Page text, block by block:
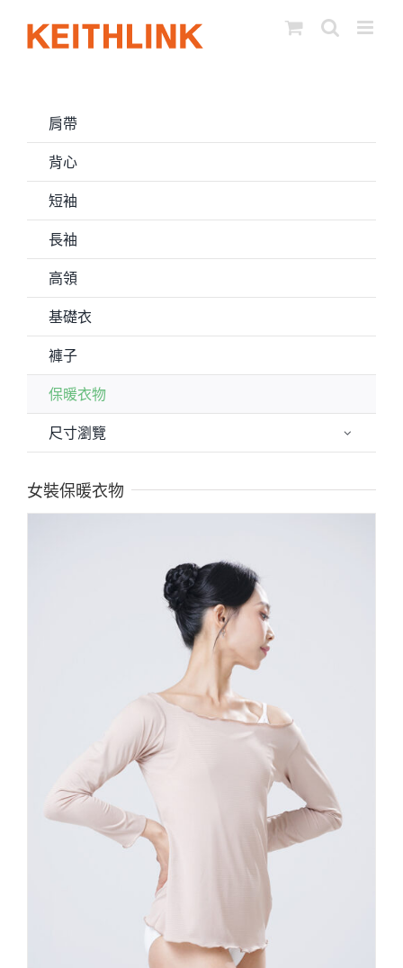
content
肩帶
背心
短袖
長袖
高領
基礎衣
褲子
保暖衣物
尺寸瀏覽
女裝保暖衣物